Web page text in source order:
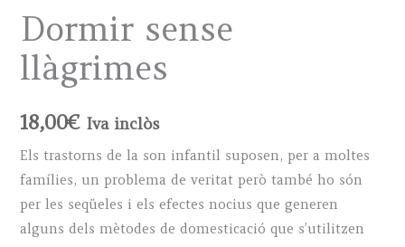
Dormir sense
llàgrimes
18,00€ Iva inclòs
Els trastorns de la son infantil suposen, per a moltes
famílies, un problema de veritat però també ho són
per les seqüeles i els efectes nocius que generen
alguns dels mètodes de domesticació que s’utilitzen